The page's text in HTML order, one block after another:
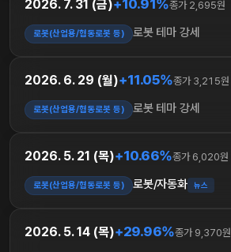
2026. 7. 31 (금)+10.91%종가 2,695원
로봇(산업용/협동로봇 등) 로봇 테마 강세
2026. 6. 29 (월)+11.05%종가 3,215원
로봇(산업용/협동로봇 등) 로봇 테마 강세
2026. 5. 21 (목)+10.66%종가 6,020원
로봇(산업용/협동로봇 등) 로봇/자동화 뉴스
2026. 5. 14 (목)+29.96%종가 9,370원